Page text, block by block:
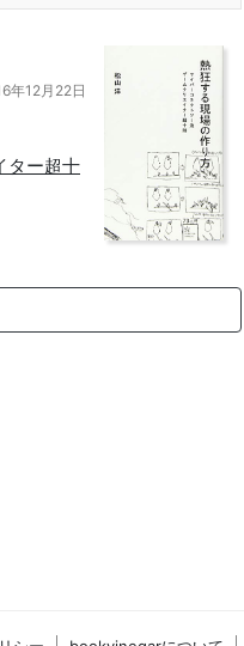
年12月22日
ター超十